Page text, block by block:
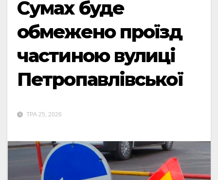
Сумах буде
обмежено проїзд
частиною вулиці
Петропавлівської
ТРА 25, 2026